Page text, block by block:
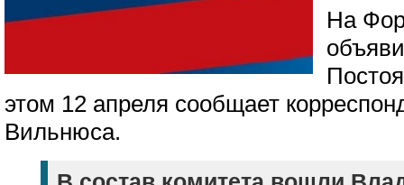
На
этом 12 апреля сообщает
Вильнюса.